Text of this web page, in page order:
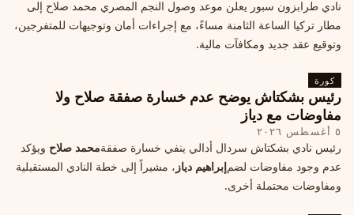
نادي طرابزون سبور يعلن موعد وصول النجم المصري محمد صلاح إلى
مطار تركيا الساعة الثامنة مساءً، مع إجراءات أمان وتوجيهات للمتفرجين،
وتوقيع عقد جديد ومكافآت مالية.
كورة
رئيس بشكتاش يوضح عدم خسارة صفقة صلاح ولا
مفاوضات مع دياز
٥ أغسطس ٢٠٢٦
رئيس نادي بشكتاش سردال أدالي ينفي خسارة صفقةمحمد صلاح ويؤكد
عدم وجود مفاوضات لضمإبراهيم دياز ، مشيراً إلى خطة النادي المستقبلية
ومفاوضات محتملة أخرى.